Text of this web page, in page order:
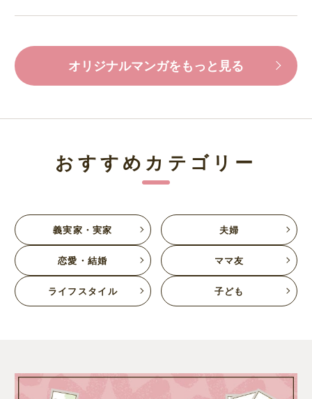
オリジナルマンガをもっと見る
おすすめカテゴリー
義実家・実家 夫婦
恋愛・結婚 ママ友
ライフスタイル 子ども